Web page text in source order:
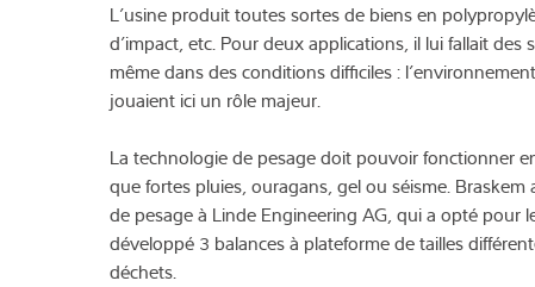
L’usine produit toutes sortes de biens en
d’impact, etc. Pour deux applications, il lui fallait
même dans des conditions difficiles :
jouaient ici un rôle majeur.
La technologie de pesage doit pouvoir fonctionner
que fortes pluies, ouragans, gel ou séisme.
de pesage à Linde Engineering AG, qui a opté pour
développé 3 balances à plateforme de tailles
déchets.